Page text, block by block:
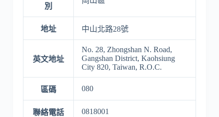
別
地址 中山北路28號
英文地址
No. 28, Zhongshan N. Road,
Gangshan District, Kaohsiung
City 820, Taiwan, R.O.C.
區碼 080
聯絡電話 0818001